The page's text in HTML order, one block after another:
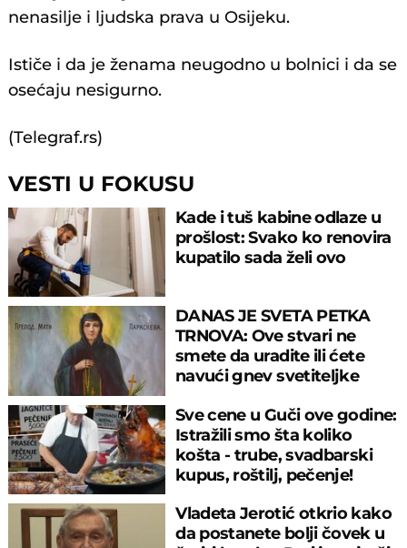
nenasilje i ljudska prava u Osijeku.
Ističe i da je ženama neugodno u bolnici i da se
osećaju nesigurno.
(Telegraf.rs)
VESTI U FOKUSU
Kade i tuš kabine odlaze u
prošlost: Svako ko renovira
kupatilo sada želi ovo
DANAS JE SVETA PETKA
TRNOVA: Ove stvari ne
smete da uradite ili ćete
navući gnev svetiteljke
Sve cene u Guči ove godine:
Istražili smo šta koliko
košta - trube, svadbarski
kupus, roštilj, pečenje!
Vladeta Jerotić otkrio kako
da postanete bolji čovek u